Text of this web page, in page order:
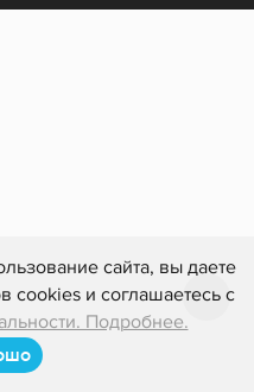
сайта, вы даете
cookies и соглашаетесь с
Подробнее.